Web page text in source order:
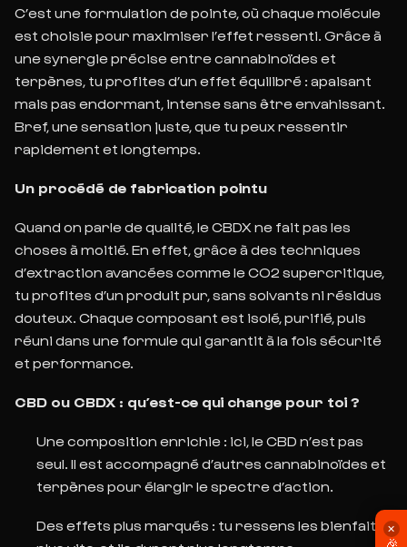
C’est une formulation de pointe, où chaque molécule
est choisie pour maximiser l’effet ressenti. Grâce à
une synergie précise entre cannabinoïdes et
terpènes, tu profites d’un effet équilibré : apaisant
mais pas endormant, intense sans être envahissant.
Bref, une sensation juste, que tu peux ressentir
rapidement et longtemps.
Un procédé de fabrication pointu
Quand on parle de qualité, le CBDX ne fait pas les
choses à moitié. En effet, grâce à des techniques
d’extraction avancées comme le CO2 supercritique,
tu profites d’un produit pur,sans solvants ni résidus
douteux. Chaque composant est isolé, purifié, puis
réuni dans une formule qui garantit à la fois sécurité
et performance.
CBD ou CBDX : qu’est-ce qui change pour toi ?
Une composition enrichie : ici, le CBD n’est pas
seul. Il est accompagné d’autres cannabinoïdes et
terpènes pour élargir le spectre d’action.
Des effets plus marqués : tu ressens les bienfaits ✕